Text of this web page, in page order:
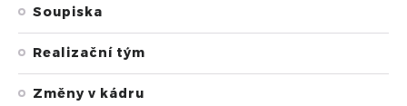
Soupiska
Realizační tým
Změny v kádru